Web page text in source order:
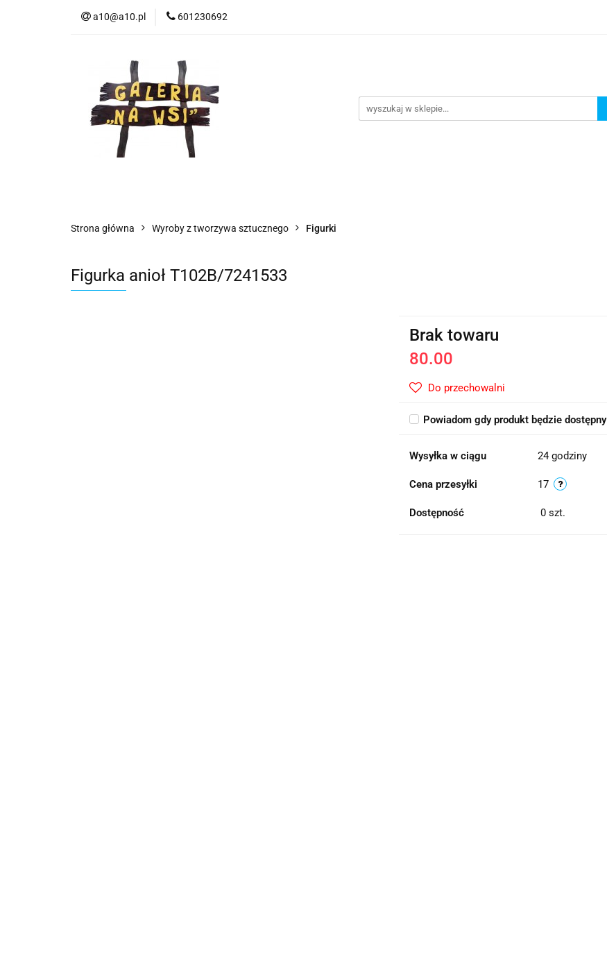
a10@a10.pl 601230692
Strona główna Wyroby z tworzywa sztucznego Figurki
Figurka anioł T102B/7241533
Brak towaru
80.00
Do przechowalni
Powiadom gdy produkt będzie dostępny
Wysyłka w ciągu 24 godziny
Cena przesyłki 17
Dostępność 0 szt.